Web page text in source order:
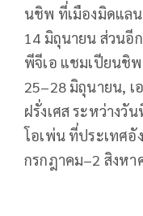
นชิพ ที่เมืองมิดแล
14 มิถุนายน ส่วนอี
พีจีเอ แชมเปียนชิ
25–28 มิถุนายน,
ฝรั่งเศส ระหว่างวั
โอเพ่น ที่ประเทศอั
กรกฎาคม–2 สิงหา